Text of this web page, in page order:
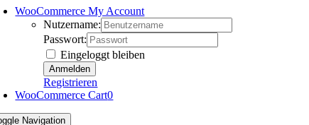
WooCommerce My Account
Nutzername:
Passwort:
Eingeloggt bleiben
Registrieren
WooCommerce Cart0
Navigation